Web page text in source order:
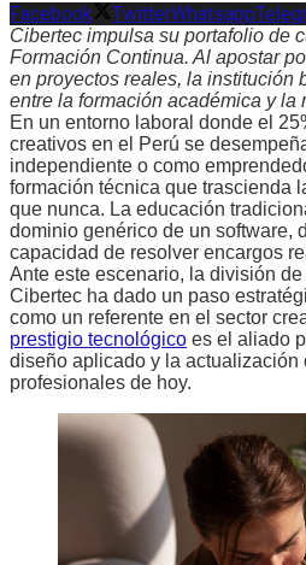
Facebook TwitterWhatsapp
Cibertec impulsa su portafolio de
Formación Continua. Al apostar
en proyectos reales, la institución
entre la formación académica y la
En un entorno laboral donde el
creativos en el Perú se
independiente o como
formación técnica que trascienda
que nunca. La educación
dominio genérico de un software,
capacidad de resolver encargos
Ante este escenario, la división
Cibertec ha dado un paso
como un referente en el sector
prestigio tecnológico es el aliado
diseño aplicado y la actualización
profesionales de hoy.